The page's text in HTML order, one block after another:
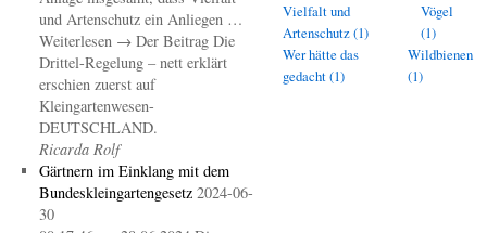
und Artenschutz ein Anliegen …
Weiterlesen → Der Beitrag Die
Drittel-Regelung – nett erklärt
erschien zuerst auf
Kleingartenwesen-
DEUTSCHLAND.
Ricarda Rolf
Gärtnern im Einklang mit dem
Bundeskleingartengesetz 2024-06-
30
Vielfalt und
Artenschutz(1)
Vögel
(1)
Wer hätte das
gedacht(1)
Wildbienen
(1)